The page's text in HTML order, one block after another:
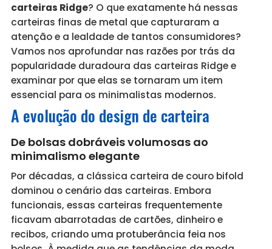
carteiras Ridge? O que exatamente há nessas
carteiras finas de metal que capturaram a
atenção e a lealdade de tantos consumidores?
Vamos nos aprofundar nas razões por trás da
popularidade duradoura das carteiras Ridge e
examinar por que elas se tornaram um item
essencial para os minimalistas modernos.
A evolução do design de carteira
De bolsas dobráveis volumosas ao
minimalismo elegante
Por décadas, a clássica carteira de couro bifold
dominou o cenário das carteiras. Embora
funcionais, essas carteiras frequentemente
ficavam abarrotadas de cartões, dinheiro e
recibos, criando uma protuberância feia nos